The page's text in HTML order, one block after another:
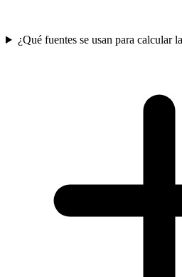
¿Qué fuentes se usan para calcular